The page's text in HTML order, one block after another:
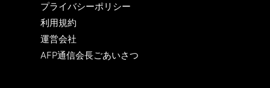
プライバシーポリシー
利用規約
運営会社
AFP通信会長ごあいさつ